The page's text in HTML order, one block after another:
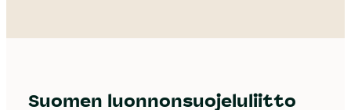
Suomen luonnonsuojeluliitto